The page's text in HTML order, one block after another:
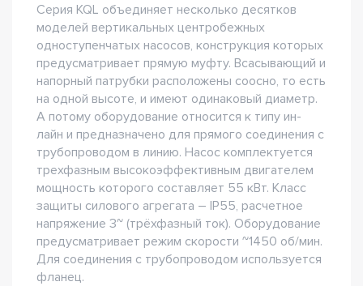
Серия KQL объединяет несколько десятков
моделей вертикальных центробежных
одноступенчатых насосов, конструкция которых
предусматривает прямую муфту. Всасывающий и
напорный патрубки расположены соосно, то есть
на одной высоте, и имеют одинаковый диаметр.
А потому оборудование относится к типу ин-
лайн и предназначено для прямого соединения с
трубопроводом в линию. Насос комплектуется
трехфазным высокоэффективным двигателем
мощность которого составляет 55 кВт. Класс
защиты силового агрегата – IP55, расчетное
напряжение 3~ (трёхфазный ток). Оборудование
предусматривает режим скорости ~1450 об/мин.
Для соединения с трубопроводом используется
фланец.